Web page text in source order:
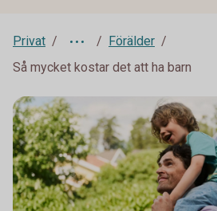
Privat
Förälder
Så mycket kostar det att ha barn